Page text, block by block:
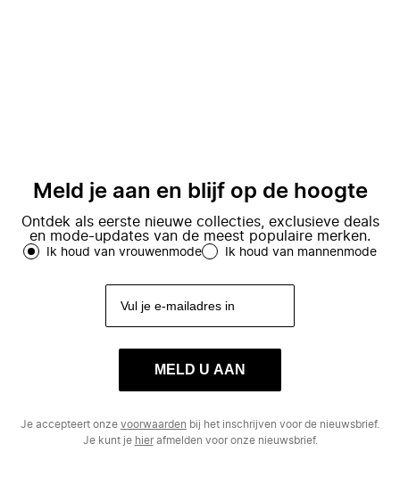
Meld je aan en blijf op de hoogte
Ontdek als eerste nieuwe collecties, exclusieve deals
en mode-updates van de meest populaire merken.
Ik houd van vrouwenmode Ik houd van mannenmode
MELD U AAN
Je accepteert onze voorwaarden bij het inschrijven voor de nieuwsbrief.
Je kunt je hierafmelden voor onze nieuwsbrief.